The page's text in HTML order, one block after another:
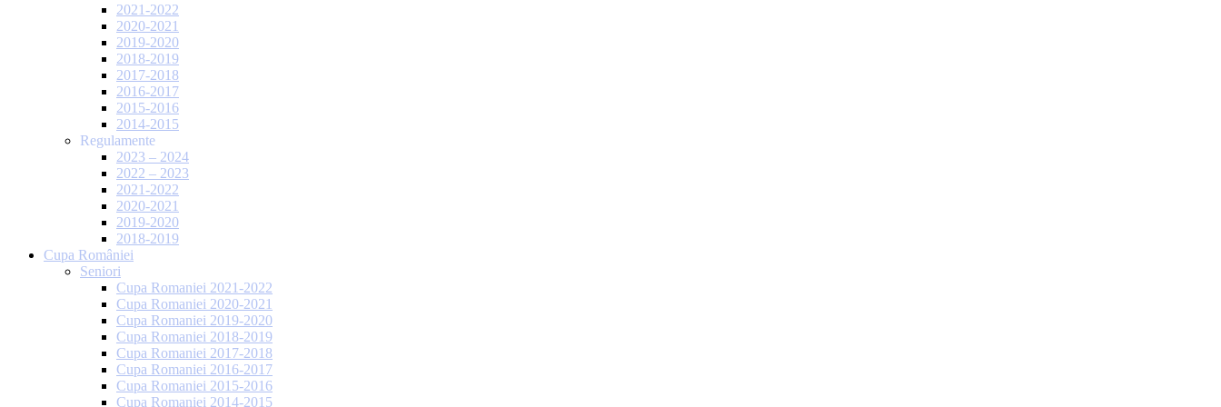
2021-2022
2020-2021
2019-2020
2018-2019
2017-2018
2016-2017
2015-2016
2014-2015
Regulamente
2023 – 2024
2022 – 2023
2021-2022
2020-2021
2019-2020
2018-2019
Cupa României
Seniori
Cupa Romaniei 2021-2022
Cupa Romaniei 2020-2021
Cupa Romaniei 2019-2020
Cupa Romaniei 2018-2019
Cupa Romaniei 2017-2018
Cupa Romaniei 2016-2017
Cupa Romaniei 2015-2016
Cupa Romaniei 2014-2015